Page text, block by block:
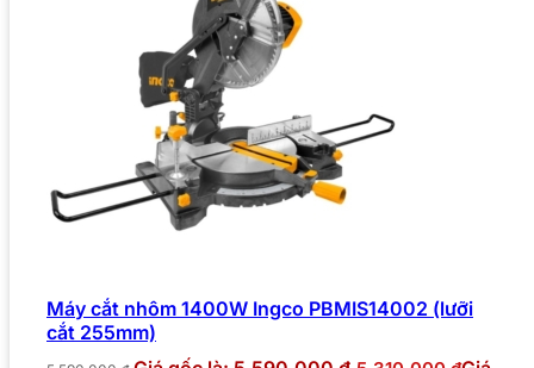
Máy cắt nhôm 1400W Ingco PBMIS14002 (lưỡi
cắt 255mm)